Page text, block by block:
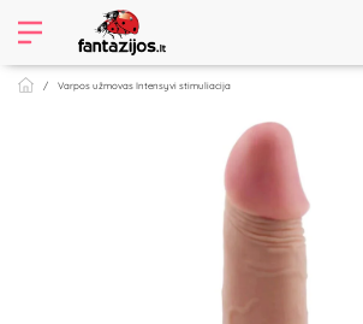
Varpos užmovas Intensyvi stimuliacija